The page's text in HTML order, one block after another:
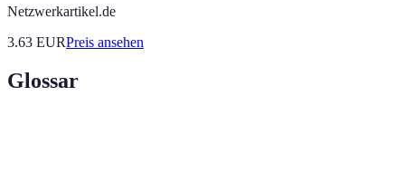
Netzwerkartikel.de
3.63 EURPreis ansehen
Glossar